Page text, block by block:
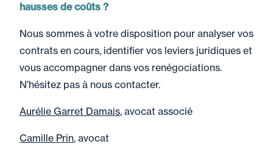
hausses de coûts ?
Nous sommes à votre disposition pour analyser vos
contrats en cours, identifier vos leviers juridiques et
vous accompagner dans vos renégociations.
N'hésitez pas à nous contacter.
Aurélie Garret Damais, avocat associé
Camille Prin, avocat